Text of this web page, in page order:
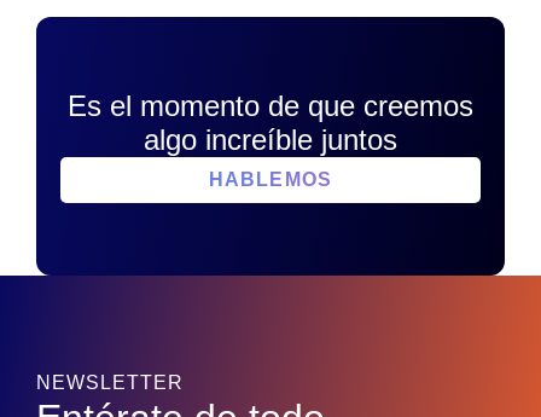
Es el momento de que creemos
algo increíble juntos
HABLEMOS
NEWSLETTER